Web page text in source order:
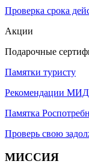
Проверка срока
Акции
Подарочные
Памятки туристу
Рекомендации
Памятка
Проверь свою
МИССИЯ